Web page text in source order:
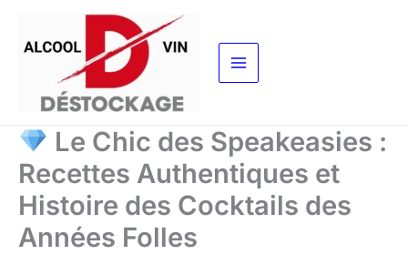
contenu
Le Chic des Speakeasies :
Recettes Authentiques et
Histoire des Cocktails des
Années Folles